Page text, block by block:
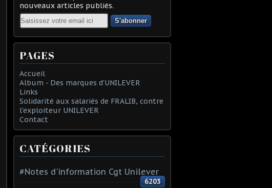
nouveaux articles publiés.
Email
PAGES
Accueil
Album - Des marques d'UNILEVER
Links
Solidarité aux salariés de FRALIB, contre
l'exploiteur UNILEVER
Contact
CATÉGORIES
#Notes d'information Cgt Unilever
6203